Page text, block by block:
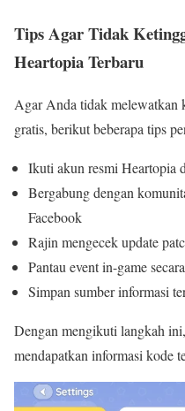
Tips Agar Tidak
Heartopia Terbaru
Agar Anda tidak melewatkan
gratis, berikut beberapa tips
Ikuti akun resmi Heartopia
Bergabung dengan
Facebook
Rajin mengecek update
Pantau event in-game
Simpan sumber informasi
Dengan mengikuti langkah
mendapatkan informasi kode